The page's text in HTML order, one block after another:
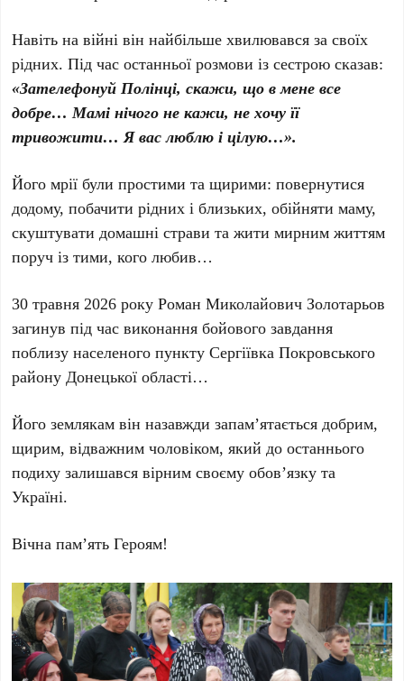
Навіть на війні він найбільше хвилювався за своїх
рідних. Під час останньої розмови із сестрою сказав:
«Зателефонуй Полінці, скажи, що в мене все
добре… Мамі нічого не кажи, не хочу її
тривожити… Я вас люблю і цілую…».
Його мрії були простими та щирими: повернутися
додому, побачити рідних і близьких, обійняти маму,
скуштувати домашні страви та жити мирним життям
поруч із тими, кого любив…
30 травня 2026 року Роман Миколайович Золотарьов
загинув під час виконання бойового завдання
поблизу населеного пункту Сергіївка Покровського
району Донецької області…
Його землякам він назавжди запам’ятається добрим,
щирим, відважним чоловіком, який до останнього
подиху залишався вірним своєму обов’язку та
Україні.
Вічна пам’ять Героям!